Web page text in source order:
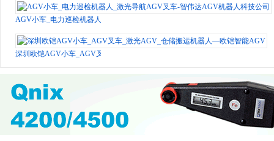
AGV小车_电力巡检机器人_激光导航AGV叉车-智伟达AGV机器人科技公司
深圳欧铠AGV小车_AGV叉车_激光AGV_仓储搬运机器人—欧铠智能AGV